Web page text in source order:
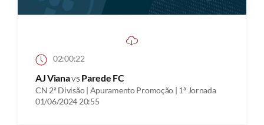
02:00:22
AJ Vianavs Parede FC
CN 2ª Divisão | Apuramento Promoção | 1ª Jornada
01/06/2024 20:55